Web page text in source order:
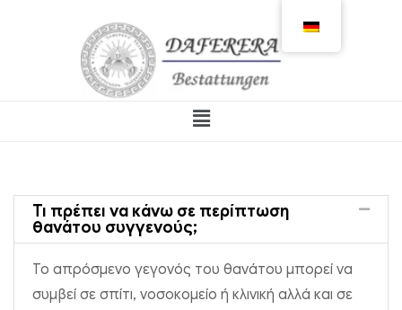
Τι πρέπει να κάνω σε περίπτωση
θανάτου συγγενούς;
Το απρόσμενο γεγονός του θανάτου μπορεί να
συμβεί σε σπίτι, νοσοκομείο ή κλινική αλλά και σε